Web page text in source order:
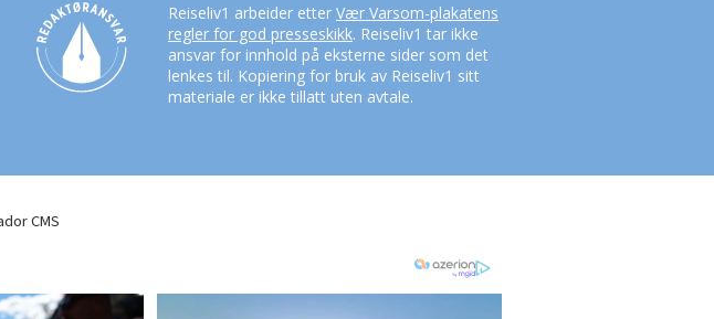
Reiseliv1 arbeider etter Vær Varsom-plakatens
regler for god presseskikk. Reiseliv1 tar ikke
ansvar for innhold på eksterne sider som det
lenkes til. Kopiering for bruk av Reiseliv1 sitt
materiale er ikke tillatt uten avtale.
CMS